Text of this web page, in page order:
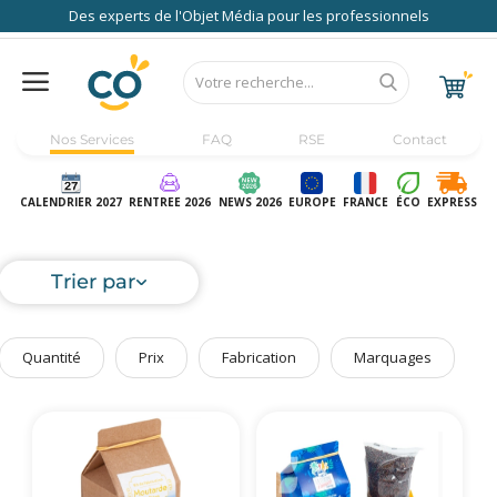
Des experts de l'Objet Média pour les professionnels
Nos Services FAQ RSE Contact
CALENDRIER 2027 RENTREE 2026 NEWS 2026 EUROPE FRANCE ÉCO EXPRESS
Accueil
Au Bureau
Bagageries & Sacs
Etui
Vêtements de Travail
Gourmandises
Art de la Table
Trier par
Quantité Prix Fabrication Marquages